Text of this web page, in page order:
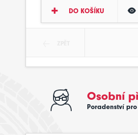
DO KOŠÍKU
Osobní
Poradenství